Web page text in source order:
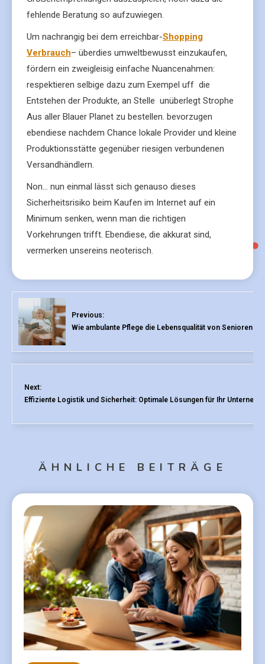
fehlende Beratung so aufzuwiegen.
Um nachrangig bei dem erreichbar-Shopping
Verbrauch– überdies umweltbewusst einzukaufen,
fördern ein zweigleisig einfache Nuancenahmen:
respektieren selbige dazu zum Exempel uff die
Entstehen der Produkte, an Stelle unüberlegt Strophe
Aus aller Blauer Planet zu bestellen. bevorzugen
ebendiese nachdem Chance lokale Provider und kleine
Produktionsstätte gegenüber riesigen verbundenen
Versandhändlern.
Non… nun einmal lässt sich genauso dieses
Sicherheitsrisiko beim Kaufen im Internet auf ein
Minimum senken, wenn man die richtigen
Vorkehrungen trifft. Ebendiese, die akkurat sind,
vermerken unsereins neoterisch.
Previous:
Wie ambulante Pflege die Lebensqualität von Senioren
Next:
Effiziente Logistik und Sicherheit: Optimale Lösungen für Ihr
ÄHNLICHE BEITRÄGE